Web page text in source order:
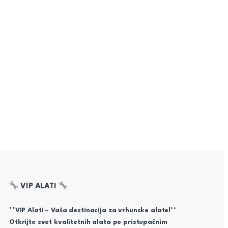
VIP ALATI
**VIP Alati – Vaša destinacija za vrhunske alate!**
Otkrijte svet kvalitetnih alata po pristupačnim